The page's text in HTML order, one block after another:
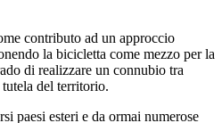
contributo ad un approccio
la bicicletta come mezzo per la
di realizzare un connubio tra
del territorio.
paesi esteri e da ormai numerose